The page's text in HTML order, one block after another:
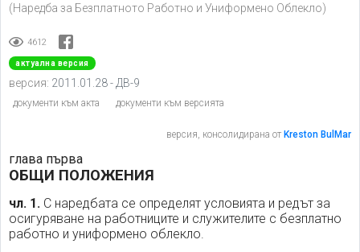
(Наредба за Безплатното Работно и Униформено Облекло)
4612
актуална версия
версия: 2011.01.28 - ДВ-9
документи към акта документи към версията
версия, консолидирана от Kreston BulMar
глава първа
ОБЩИ ПОЛОЖЕНИЯ
чл. 1. С наредбата се определят условията и редът за
осигуряване на работниците и служителите с безплатно
работно и униформено облекло.